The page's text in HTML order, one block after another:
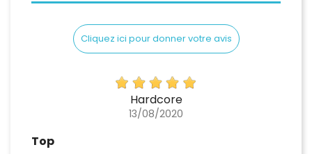
miroir argent violet (non homologué)
miroir lime argenté (non homologué)
Écran claire (homologué)
Cliquez ici pour donner votre avis
Hardcore
13/08/2020
Top